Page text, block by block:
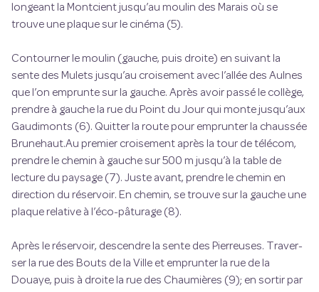
longeant la Montcient jusqu’au moulin des Marais où se
trouve une plaque sur le cinéma (5).
Contourner le moulin (gauche, puis droite) en suivant la
sente des Mulets jusqu’au croisement avec l’allée des Aulnes
que l’on emprunte sur la gauche. Après avoir passé le collège,
prendre à gauche la rue du Point du Jour qui monte jusqu’aux
Gaudimonts (6). Quitter la route pour emprunter la chaussée
Brunehaut.Au premier croisement après la tour de télécom,
prendre le chemin à gauche sur 500 m jusqu’à la table de
lecture du paysage (7). Juste avant, prendre le chemin en
direction du réservoir. En chemin, se trouve sur la gauche une
plaque relative à l’éco-pâturage (8).
Après le réservoir, descendre la sente des Pierreuses. Traver-
ser la rue des Bouts de la Ville et emprunter la rue de la
Douaye, puis à droite la rue des Chaumières (9); en sortir par